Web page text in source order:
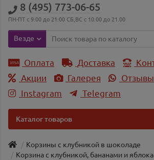
8 (495) 773-06-65
ПН-ПТ с 9:00 до 21:00 СБ,ВС с 10.00 до 21.00
Везде
Оплата Доставка
Акции
Галерея Отзывы
Instagram
Telegram
Каталог товаров
Корзины с клубникой в шоколаде
Корзина с клубникой, бананами и